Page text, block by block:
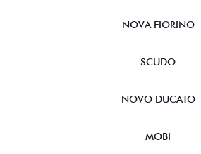
NOVA FIORINO
SCUDO
NOVO DUCATO
MOBI